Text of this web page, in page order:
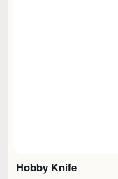
Hobby Knife